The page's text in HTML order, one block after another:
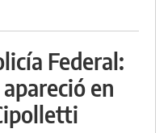
Federal:
en